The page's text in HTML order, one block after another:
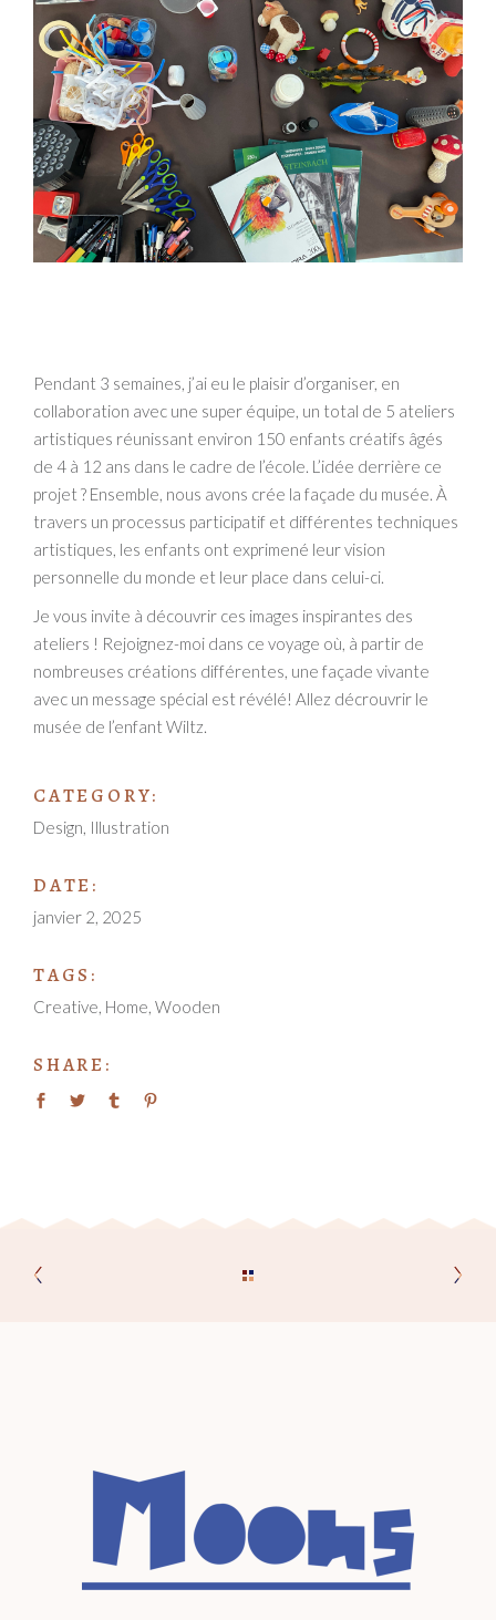
Pendant 3 semaines, j’ai eu le plaisir d’organiser, en
collaboration avec une super équipe, un total de 5 ateliers
artistiques réunissant environ 150 enfants créatifs âgés
de 4 à 12 ans dans le cadre de l’école. L’idée derrière ce
projet ? Ensemble, nous avons crée la façade du musée. À
travers un processus participatif et différentes techniques
artistiques, les enfants ont exprimené leur vision
personnelle du monde et leur place dans celui-ci.
Je vous invite à découvrir ces images inspirantes des
ateliers ! Rejoignez-moi dans ce voyage où, à partir de
nombreuses créations différentes, une façade vivante
avec un message spécial est révélé! Allez décrouvrir le
musée de l’enfant Wiltz.
CATEGORY:
Design Illustration
DATE:
janvier 2, 2025
TAGS:
Creative Home Wooden
SHARE: